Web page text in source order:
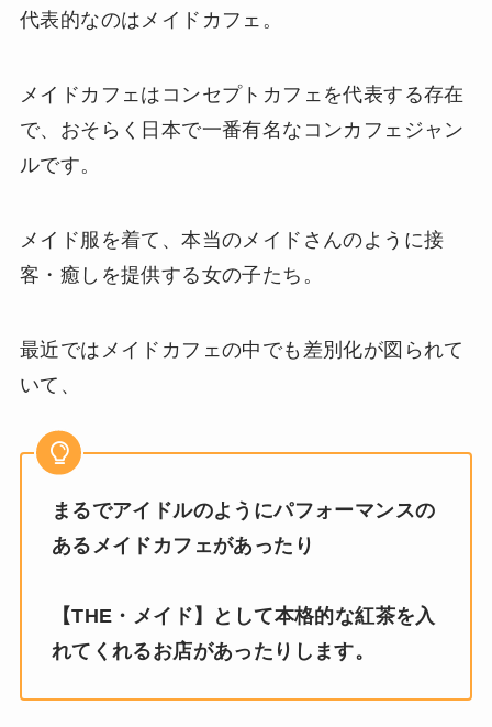
代表的なのはメイドカフェ。
メイドカフェはコンセプトカフェを代表する存在
で、おそらく日本で一番有名なコンカフェジャン
ルです。
メイド服を着て、本当のメイドさんのように接
客・癒しを提供する女の子たち。
最近ではメイドカフェの中でも差別化が図られて
いて、
まるでアイドルのようにパフォーマンスの
あるメイドカフェがあったり
【THE・メイド】として本格的な紅茶を入
れてくれるお店があったりします。